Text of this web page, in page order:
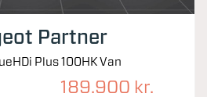
Partner
Plus 100HK Van
189.900 kr.